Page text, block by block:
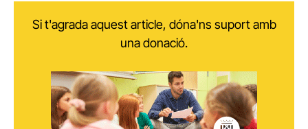
Si t'agrada aquest article, dóna'ns suport amb
una donació.